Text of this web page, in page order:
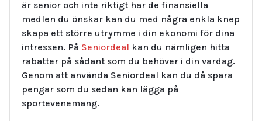
är senior och inte riktigt har de finansiella
medlen du önskar kan du med några enkla knep
skapa ett större utrymme i din ekonomi för dina
intressen. På Seniordeal kan du nämligen hitta
rabatter på sådant som du behöver i din vardag.
Genom att använda Seniordeal kan du då spara
pengar som du sedan kan lägga på
sportevenemang.